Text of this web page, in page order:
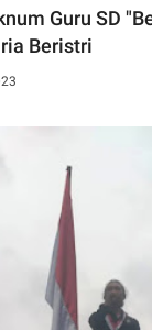
Guru SD
Beristri